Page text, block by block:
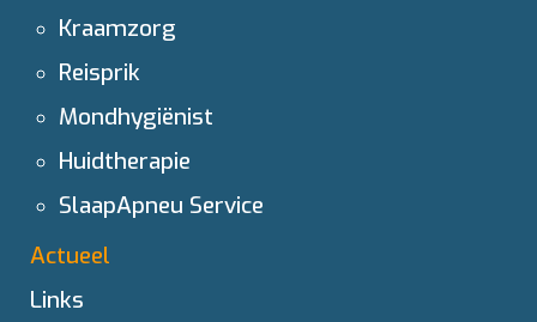
Kraamzorg
Reisprik
Mondhygiënist
Huidtherapie
SlaapApneu Service
Actueel
Links